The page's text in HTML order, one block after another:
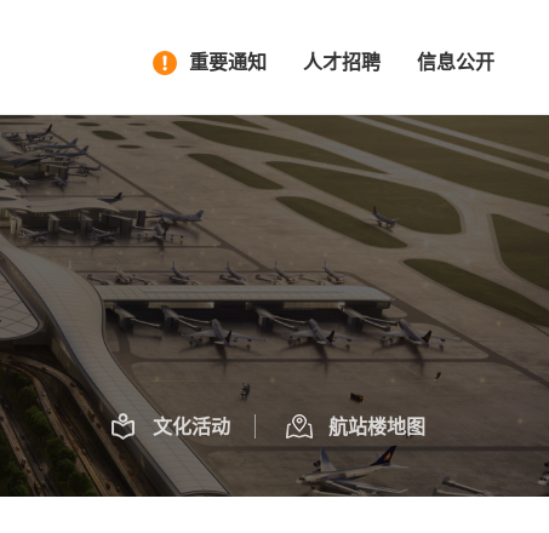
信息公开
人才招聘
重要通知
文化活动 航站楼地图